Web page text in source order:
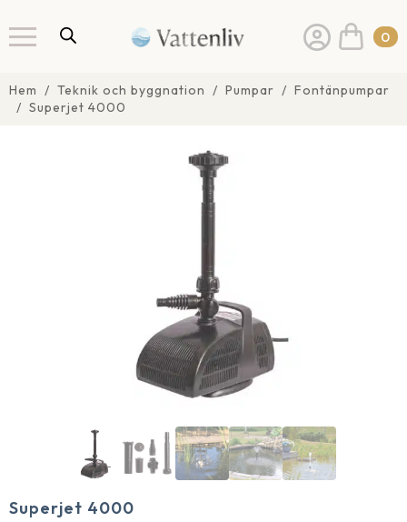
0
Hem Teknik och byggnation Pumpar
Fontänpumpar
Superjet 4000
Superjet 4000